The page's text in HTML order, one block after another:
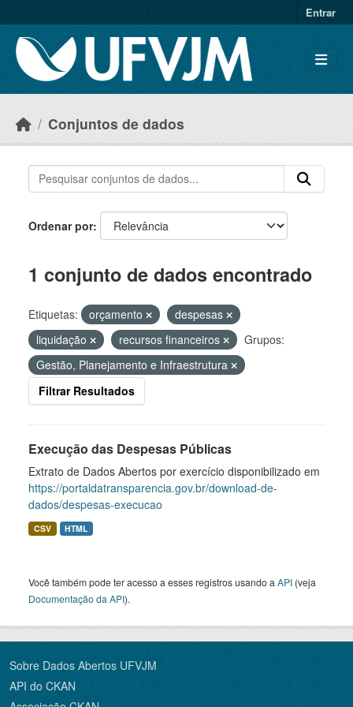
Entrar
Conjuntos de dados
Ordenar por
1 conjunto de dados encontrado
Etiquetas: orçamento
despesas
liquidação
recursos financeiros
Grupos:
Gestão, Planejamento e Infraestrutura
Filtrar Resultados
Execução das Despesas Públicas
Extrato de Dados Abertos por exercício disponibilizado em
https://portaldatransparencia.gov.br/download-de-
dados/despesas-execucao
CSV HTML
Você também pode ter acesso a esses registros usando a API (veja
Documentação da API).
Sobre Dados Abertos UFVJM
API do CKAN